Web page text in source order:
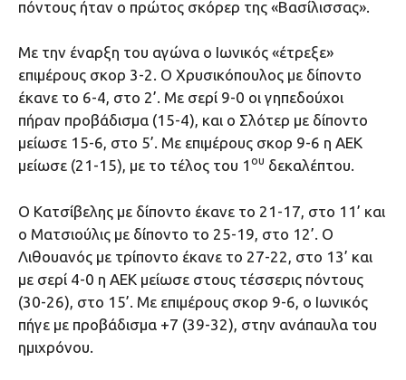
πόντους ήταν ο πρώτος σκόρερ της «Βασίλισσας».
Με την έναρξη του αγώνα ο Ιωνικός «έτρεξε»
επιμέρους σκορ 3-2. Ο Χρυσικόπουλος με δίποντο
έκανε το 6-4, στο 2’. Με σερί 9-0 οι γηπεδούχοι
πήραν προβάδισμα (15-4), και ο Σλότερ με δίποντο
μείωσε 15-6, στο 5’. Με επιμέρους σκορ 9-6 η ΑΕΚ
μείωσε (21-15), με το τέλος του 1 ου δεκαλέπτου.
Ο Κατσίβελης με δίποντο έκανε το 21-17, στο 11’ και
ο Ματσιούλις με δίποντο το 25-19, στο 12’. Ο
Λιθουανός με τρίποντο έκανε το 27-22, στο 13’ και
με σερί 4-0 η ΑΕΚ μείωσε στους τέσσερις πόντους
(30-26), στο 15’. Με επιμέρους σκορ 9-6, ο Ιωνικός
πήγε με προβάδισμα +7 (39-32), στην ανάπαυλα του
ημιχρόνου.